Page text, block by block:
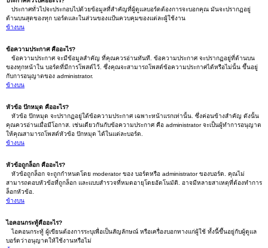
ประกาศทั่วไปจะประกอบไปด้วยข้อมูลที่สำคัญที่ผู้ดูแลบอร์ดต้องการจะบอกคุณ มันจะปรากฏอยู่
ด้านบนสุดของทุก บอร์ดและในส่วนของแป้นควบคุมของแต่ละผู้ใช้งาน
ข้างบน
ข้อความประกาศ คืออะไร?
ข้อความประกาศ จะมีข้อมูลสำคัญ ที่คุณควรอ่านทันที. ข้อความประกาศ จะปรากฏอยู่ที่ด้านบน
ของทุกหน้าใน บอร์ดที่มีการโพสต์ไว้. ซึ่งคุณจะสามารถโพสต์ข้อความประกาศได้หรือไม่นั้น ขึ้นอยู่
กับการอนุญาตของ administrator.
ข้างบน
หัวข้อ ปักหมุด คืออะไร?
หัวข้อ ปักหมุด จะปรากฏอยู่ใต้ข้อความประกาศ เฉพาะหน้าแรกเท่านั้น. ซึ่งค่อนข้างสำคัญ ดังนั้น
คุณควรอ่านเมื่อมีโอกาส. เช่นเดียวกันกับข้อความประกาศ คือ administrator จะเป็นผู้ทำการอนุญาต
ให้คุณสามารถโพสต์หัวข้อ ปักหมุด ได้ในแต่ละบอร์ด.
ข้างบน
หัวข้อถูกล็อก คืออะไร?
หัวข้อถูกล็อก จะถูกกำหนดโดย moderator ของ บอร์ดหรือ administrator ของบอร์ด. คุณไม่
สามารถตอบหัวข้อที่ถูกล็อก และแบบสำรวจที่หมดอายุโดยอัตโนมัติ. อาจมีหลายสาเหตุที่ต้องทำการ
ล็อกหัวข้อ.
ข้างบน
ไอคอนกระทู้คืออะไร?
ไอคอนกระทู้ ผู้เขียนต้องการระบุเพื่อเป็นสัญลักษณ์ หรือเครื่องบอกทางแก่ผู้ใช้ ทั้งนี้ขึ้นอยู่กับผู้ดูแล
บอร์ดว่าอนุญาตให้ใช้งานหรือไม่